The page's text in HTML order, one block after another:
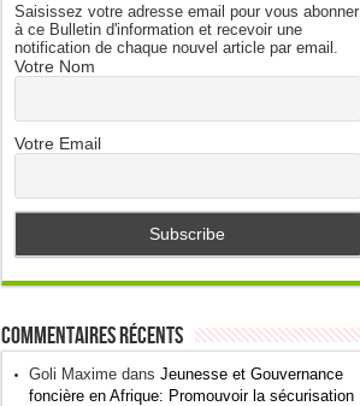
Saisissez votre adresse email pour vous abonner
à ce Bulletin d'information et recevoir une
notification de chaque nouvel article par email.
Votre Nom
Votre Email
Commentaires récents
Goli Maximedans Jeunesse et Gouvernance
foncière en Afrique: Promouvoir la sécurisation